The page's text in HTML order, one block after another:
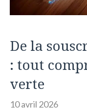
De la
: tout
verte
10 avril 2026